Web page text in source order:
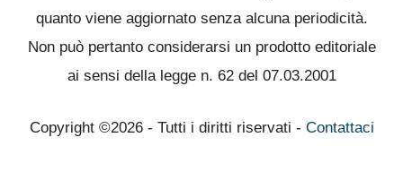
quanto viene aggiornato senza alcuna periodicità.
Non può pertanto considerarsi un prodotto editoriale
ai sensi della legge n. 62 del 07.03.2001
Copyright ©2026 - Tutti i diritti riservati - Contattaci